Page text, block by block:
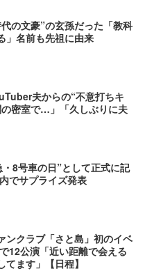
の文豪”の玄孫だった「教科
」名前も先祖に由来
夫からの“不意打ちキ
の密室で…」「久しぶりに夫
8号車の日”として正式に記
でサプライズ発表
ンクラブ「さと島」初のイベ
12公演「近い距離で会える
ます」【日程】